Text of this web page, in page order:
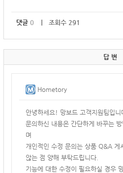
댓글 0 ｜ 조회수 291
답 변
Hometory
안녕하세요! 망보드 고객지원팀입니
문의하신 내용은 간단하게 바꾸는
며
개인적인 수정 문의는 상품 Q&A 게
않는 점 양해 부탁드립니다.
기능에 대한 수정이 필요하실 경우